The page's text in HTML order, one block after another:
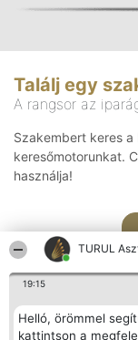
TURUL
19:15
Helló, örömmel
kattintson a
Találj egy
A rangsor az
Szakembert keres a
keresőmotorunkat.
használja!